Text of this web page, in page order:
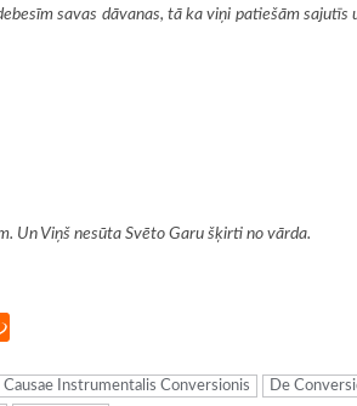
savas dāvanas, tā ka viņi patiešām sajutīs
Un Viņš nesūta Svēto Garu šķirti no vārda.
Causae Instrumentalis Conversionis De